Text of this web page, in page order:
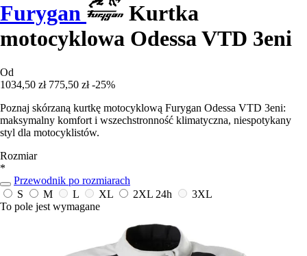
Furygan
Kurtka
motocyklowa Odessa VTD 3eni
Od
1034,50 zł 775,50 zł -25%
Poznaj skórzaną kurtkę motocyklową Furygan Odessa VTD 3eni:
maksymalny komfort i wszechstronność klimatyczna, niespotykany
styl dla motocyklistów.
Rozmiar
*
Przewodnik po rozmiarach
S
M L XL 2XL 24h
3XL
To pole jest wymagane